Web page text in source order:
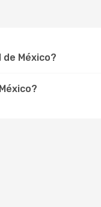
México?